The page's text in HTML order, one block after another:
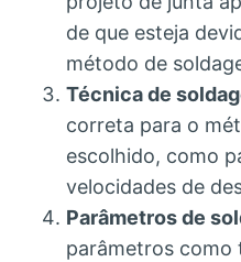
de que esteja
método de
Técnica de
correta para o
escolhido, como
velocidades de
Parâmetros de
parâmetros como